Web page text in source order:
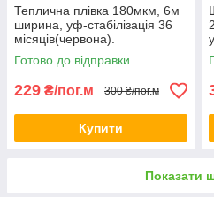
Теплична плівка 180мкм, 6м
ширина, уф-стабілізація 36
місяців(червона).
Готово до відправки
229 ₴/пог.м 300 ₴/пог.м
Купити
Показати